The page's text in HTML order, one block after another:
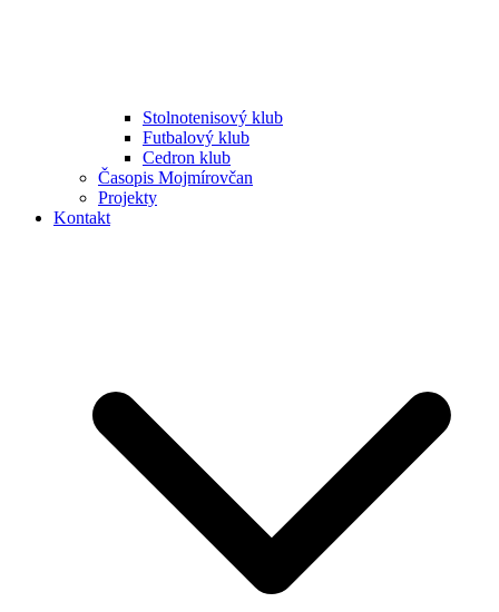
Stolnotenisový klub
Futbalový klub
Cedron klub
Časopis Mojmírovčan
Projekty
Kontakt